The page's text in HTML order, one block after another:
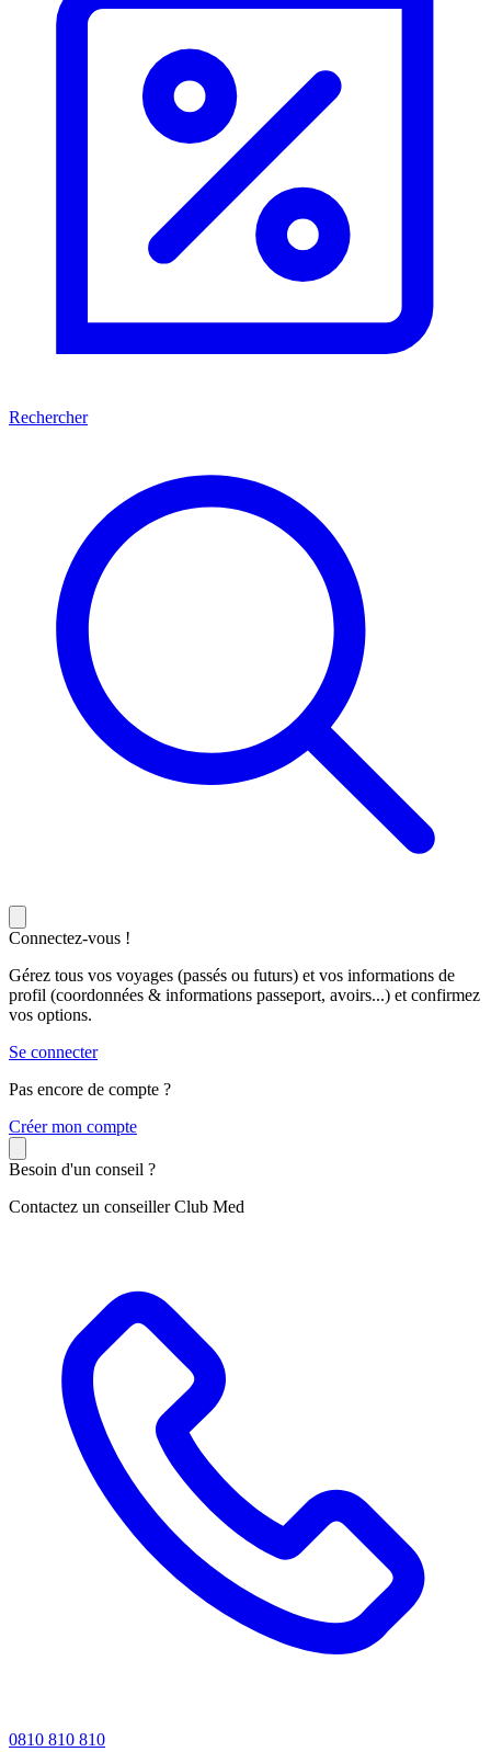
Rechercher
Connectez-vous !
Gérez tous vos voyages (passés ou futurs) et vos informations de
profil (coordonnées & informations passeport, avoirs...) et confirmez
vos options.
Se connecter
Pas encore de compte ?
Créer mon compte
Besoin d'un conseil ?
Contactez un conseiller Club Med
0810 810 810